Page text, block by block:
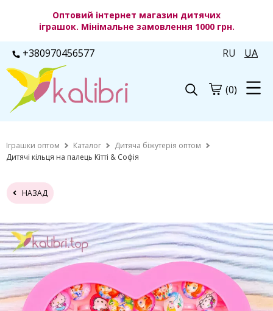
Оптовий інтернет магазин дитячих
іграшок. Мінімальне замовлення 1000 грн.
+380970456577 RU UA
(0)
Іграшки оптом Каталог
Дитяча біжутерія оптом
Дитячі кільця на палець Кітті & Софія
НАЗАД